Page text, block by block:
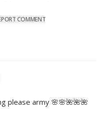
COMMENT
please army 🌸🌸🌺🌺🌺